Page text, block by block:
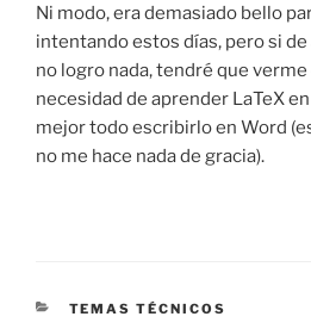
Ni modo, era demasiado bello
intentando estos días, pero si
no logro nada, tendré que verme
necesidad de aprender LaTeX
mejor todo escribirlo en Word
no me hace nada de gracia).
CATEGORIES
TEMAS TÉCNICOS